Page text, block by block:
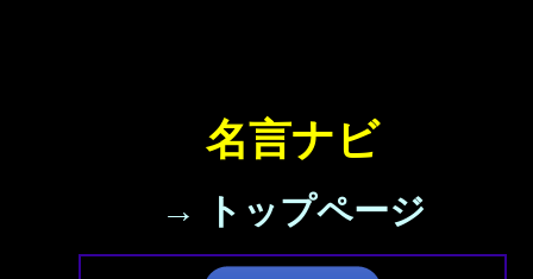
名言ナビ
→ トップページ